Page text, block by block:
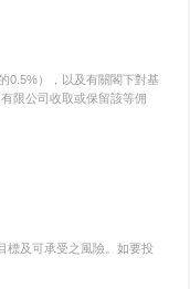
0.5%），以及有關閣下對基
限公司收取或保留該等佣
標及可承受之風險。如要投